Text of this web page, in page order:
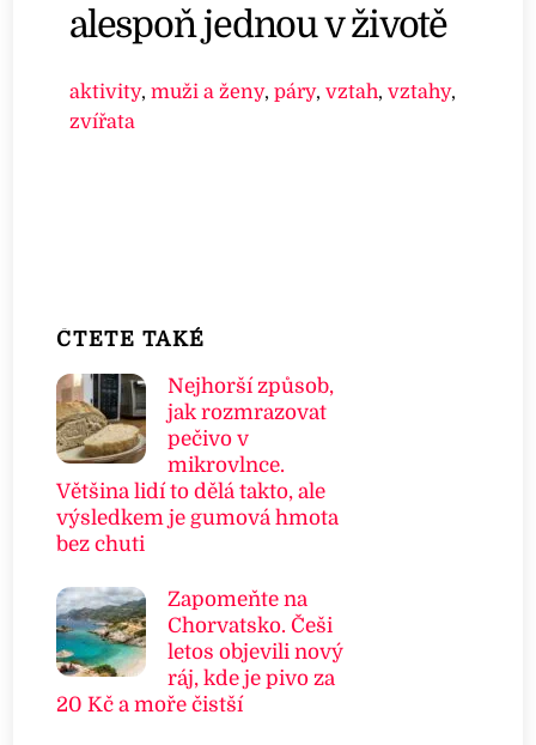
alespoň jednou v životě
aktivity,muži a ženy,páry,vztah,vztahy,
zvířata
ČTETE TAKÉ
Nejhorší způsob,
jak rozmrazovat
pečivo v
mikrovlnce.
Většina lidí to dělá takto, ale
výsledkem je gumová hmota
bez chuti
Zapomeňte na
Chorvatsko. Češi
letos objevili nový
ráj, kde je pivo za
20 Kč a moře čistší